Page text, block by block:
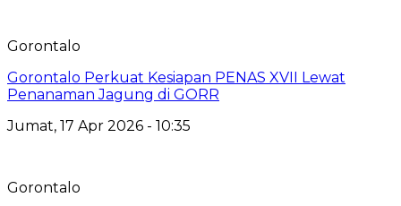
Gorontalo
Gorontalo Perkuat Kesiapan PENAS XVII Lewat
Penanaman Jagung di GORR
Jumat, 17 Apr 2026 - 10:35
Gorontalo